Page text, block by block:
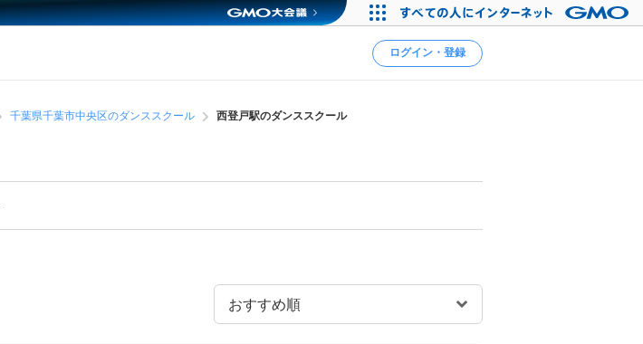
ログイン・登録
千葉県千葉市中央区のダンススクール 西登戸駅のダンススクール